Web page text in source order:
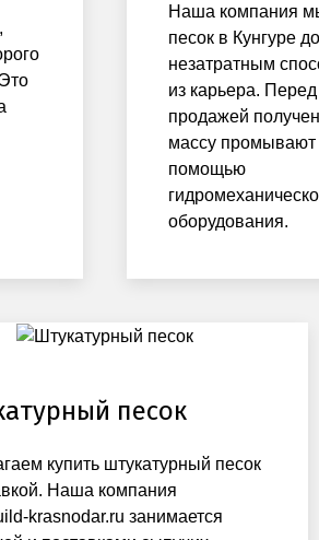
Наша компания
песок в Кунгуре
незатратным
из карьера. Перед
продажей
массу промывают
помощью
оборудования.
песок
купить штукатурный песок
Наша компания
krasnodar.ru занимается